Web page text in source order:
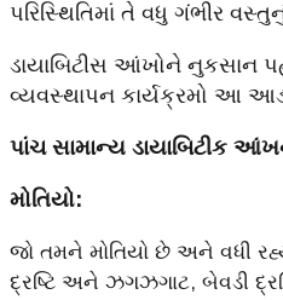
પરિસ્થિતિમાં તે વધુ ગંભીર
ડાયાબિટીસ આંખોને નુકસાન
વ્યવસ્થાપન કાર્યક્રમો આ
પાંચ સામાન્ય ડાયાબિટીક
મોતિયો:
જો તમને મોતિયો છે અને વધી
દ્રષ્ટિ અને ઝગઝગાટ, બેવડી